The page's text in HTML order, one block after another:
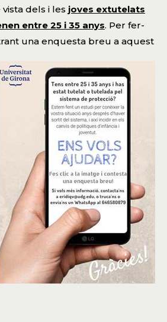
dels i les joves extutelats
entre 25 i 35 anys. Per fer-
una enquesta breu a aquest